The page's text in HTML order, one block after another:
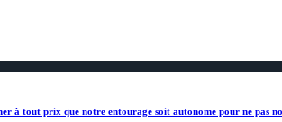
à tout prix que notre entourage soit autonome pour ne pas